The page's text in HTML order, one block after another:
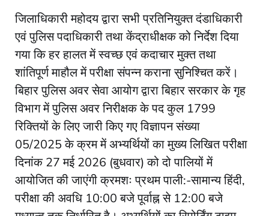
जिलाधिकारी महोदय द्वारा सभी प्रतिनियुक्त दंडाधिकारी
एवं पुलिस पदाधिकारी तथा केंद्राधीक्षक को निर्देश दिया
गया कि हर हालत में स्वच्छ एवं कदाचार मुक्त तथा
शांतिपूर्ण माहौल में परीक्षा संपन्न कराना सुनिश्चित करें।
बिहार पुलिस अवर सेवा आयोग द्वारा बिहार सरकार के गृह
विभाग में पुलिस अवर निरीक्षक के पद कुल 1799
रिक्तियों के लिए जारी किए गए विज्ञापन संख्या
05/2025 के क्रम में अभ्यर्थियों का मुख्य लिखित परीक्षा
दिनांक 27 मई 2026 (बुधवार) को दो पालियों में
आयोजित की जाएंगी क्रमशः प्रथम पाली:-सामान्य हिंदी,
परीक्षा की अवधि 10:00 बजे पूर्वाह्न से 12:00 बजे